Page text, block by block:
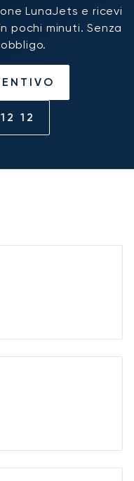
LunaJets e ricevi
pochi minuti. Senza
12